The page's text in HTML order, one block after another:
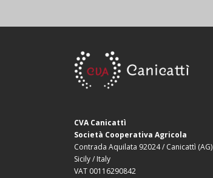
CVA Canicattì
Società Cooperativa Agricola
Contrada Aquilata 92024 / Canicattì (AG)
Sicily / Italy
VAT 00116290842